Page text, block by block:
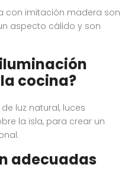
con imitación madera son
aspecto cálido y son
cocina?
luz natural, luces
la isla, para crear un
adecuadas